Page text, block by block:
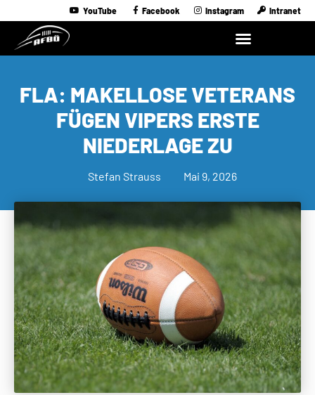
YouTube Facebook Instagram Intranet
FLA: MAKELLOSE VETERANS
FÜGEN VIPERS ERSTE
NIEDERLAGE ZU
Stefan Strauss Mai 9, 2026